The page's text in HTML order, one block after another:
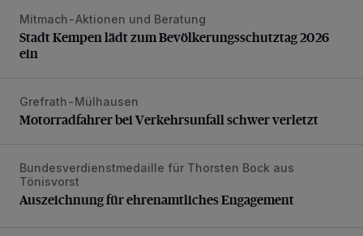
Stadt Kempen lädt zum Bevölkerungsschutztag 2026 ein
Mitmach-Aktionen und Beratung
Stadt Kempen lädt zum Bevölkerungsschutztag 2026
ein
Motorradfahrer bei Verkehrsunfall schwer verletzt
Grefrath-Mülhausen
Motorradfahrer bei Verkehrsunfall schwer verletzt
Auszeichnung für ehrenamtliches Engagement
Bundesverdienstmedaille für Thorsten Bock aus
Tönisvorst
Auszeichnung für ehrenamtliches Engagement